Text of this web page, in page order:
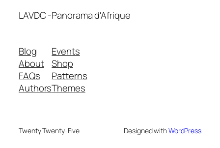
LAVDC -Panorama d'Afrique
Blog
About
FAQs
Authors
Events
Shop
Patterns
Themes
Twenty Twenty-Five Designed withWordPress